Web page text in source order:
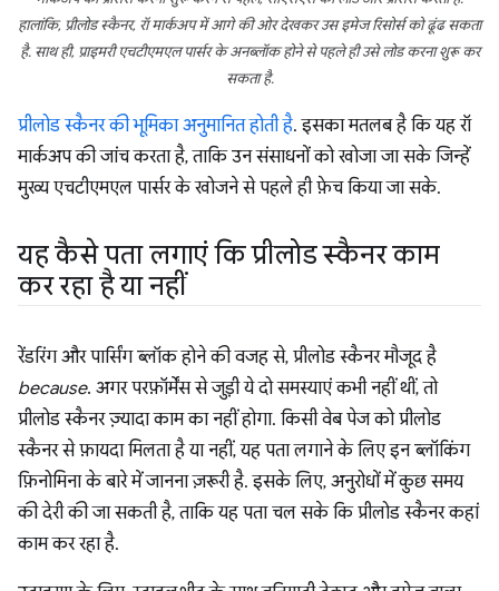
हालांकि, प्रीलोड स्कैनर, रॉ मार्कअप में आगे की ओर देखकर उस इमेज रिसोर्स को ढूंढ सकता
है. साथ ही, प्राइमरी एचटीएमएल पार्सर के अनब्लॉक होने से पहले ही उसे लोड करना शुरू कर
सकता है.
प्रीलोड स्कैनर की भूमिका अनुमानित होती है. इसका मतलब है कि यह रॉ
मार्कअप की जांच करता है, ताकि उन संसाधनों को खोजा जा सके जिन्हें
मुख्य एचटीएमएल पार्सर के खोजने से पहले ही फ़ेच किया जा सके.
यह कैसे पता लगाएं कि प्रीलोड स्कैनर काम
कर रहा है या नहीं
रेंडरिंग और पार्सिंग ब्लॉक होने की वजह से, प्रीलोड स्कैनर मौजूद है
because. अगर परफ़ॉर्मेंस से जुड़ी ये दो समस्याएं कभी नहीं थीं, तो
प्रीलोड स्कैनर ज़्यादा काम का नहीं होगा. किसी वेब पेज को प्रीलोड
स्कैनर से फ़ायदा मिलता है या नहीं, यह पता लगाने के लिए इन ब्लॉकिंग
फ़िनोमिना के बारे में जानना ज़रूरी है. इसके लिए, अनुरोधों में कुछ समय
की देरी की जा सकती है, ताकि यह पता चल सके कि प्रीलोड स्कैनर कहां
काम कर रहा है.